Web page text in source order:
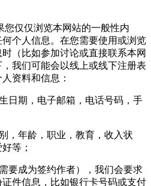
您仅仅浏览本网站的一般性内
个人信息。在您需要使用或浏览
（比如参加讨论或直接联系本网
我们可能会以线上或线下注册表
资料和信息：
日期，电子邮箱，电话号码，手
，年龄，职业，教育，收入状
等；
要成为签约作者），我们会要求
件信息，比如银行卡号码或支付